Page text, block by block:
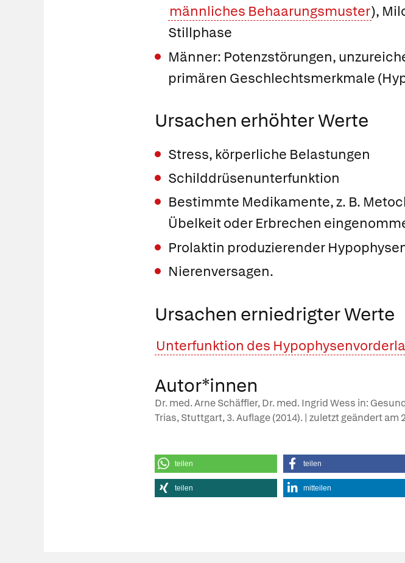
männliches Behaarungsmuster),
Stillphase
Männer: Potenzstörungen,
primären Geschlechtsmerkmale
Ursachen erhöhter Werte
Stress, körperliche Belastungen
Schilddrüsenunterfunktion
Bestimmte Medikamente, z. B.
Übelkeit oder Erbrechen
Prolaktin produzierender
Nierenversagen.
Ursachen erniedrigter Werte
Unterfunktion des
Autor*innen
Dr. med. Arne Schäffler, Dr. med. Ingrid Wess in:
Trias, Stuttgart, 3. Auflage (2014). | zuletzt geändert am
teilen teilen
teilen mitteilen